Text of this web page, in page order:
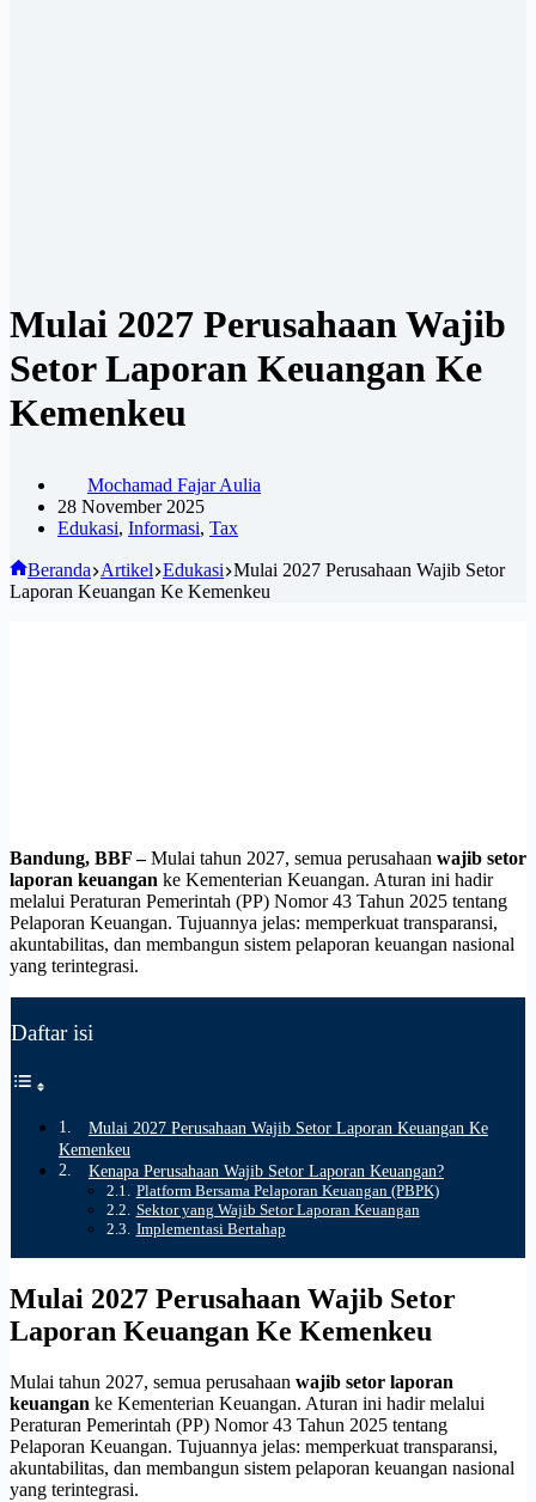
Mulai 2027 Perusahaan Wajib
Setor Laporan Keuangan Ke
Kemenkeu
Mochamad Fajar Aulia
28 November 2025
Edukasi, Informasi, Tax
Beranda Artikel Edukasi Mulai 2027 Perusahaan Wajib Setor
Laporan Keuangan Ke Kemenkeu
Bandung, BBF –Mulai tahun 2027, semua perusahaan wajib setor
laporan keuangan ke Kementerian Keuangan. Aturan ini hadir
melalui Peraturan Pemerintah (PP) Nomor 43 Tahun 2025 tentang
Pelaporan Keuangan. Tujuannya jelas: memperkuat transparansi,
akuntabilitas, dan membangun sistem pelaporan keuangan nasional
yang terintegrasi.
Daftar isi
Mulai 2027 Perusahaan Wajib Setor Laporan Keuangan Ke
Kemenkeu
Kenapa Perusahaan Wajib Setor Laporan Keuangan?
Platform Bersama Pelaporan Keuangan (PBPK)
Sektor yang Wajib Setor Laporan Keuangan
Implementasi Bertahap
Mulai 2027 Perusahaan Wajib Setor
Laporan Keuangan Ke Kemenkeu
Mulai tahun 2027, semua perusahaan wajib setor laporan
keuangan ke Kementerian Keuangan. Aturan ini hadir melalui
Peraturan Pemerintah (PP) Nomor 43 Tahun 2025 tentang
Pelaporan Keuangan. Tujuannya jelas: memperkuat transparansi,
akuntabilitas, dan membangun sistem pelaporan keuangan nasional
yang terintegrasi.